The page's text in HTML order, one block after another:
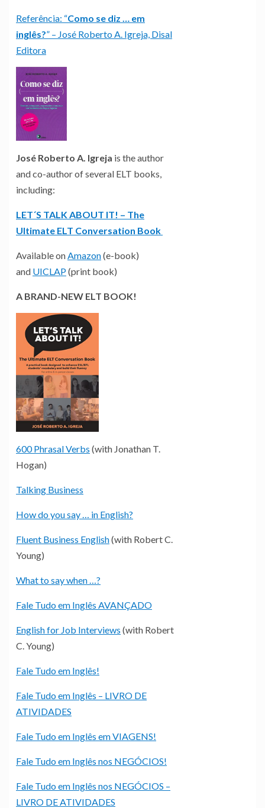
Referência: “Como se diz … em
inglês?” – José Roberto A. Igreja, Disal
Editora
José Roberto A. Igreja is the author
and co-author of several ELT books,
including:
LET´S TALK ABOUT IT! – The
Ultimate ELT Conversation Book
Available on Amazon(e-book)
and UICLAP(print book)
A BRAND-NEW ELT BOOK!
600 Phrasal Verbs (with Jonathan T.
Hogan)
Talking Business
How do you say … in English?
Fluent Business English(with Robert C.
Young)
What to say when …?
Fale Tudo em Inglês AVANÇADO
English for Job Interviews (with Robert
C. Young)
Fale Tudo em Inglês!
Fale Tudo em Inglês – LIVRO DE
ATIVIDADES
Fale Tudo em Inglês em VIAGENS!
Fale Tudo em Inglês nos NEGÓCIOS!
Fale Tudo em Inglês nos NEGÓCIOS –
LIVRO DE ATIVIDADES